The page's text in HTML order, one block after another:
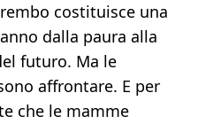
costituisce una
dalla paura alla
futuro. Ma le
affrontare. E per
che le mamme